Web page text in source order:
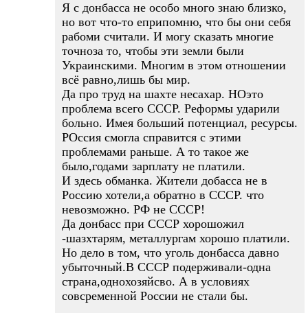
Я с донбасса не особо много знаю близко,
но вот что-то еприпомню, что бы они себя
рабоми считали. И могу сказать многие
точноза то, чтобы эти земли были
Украинскими. Многим в этом отношении
всё равно,лишь бы мир.
Да про труд на шахте несахар. НОэто
проблема всего СССР. Реформы ударили
больно. Имея больший потенциал, ресурсы.
РОссия смогла справится с этими
проблемами раньше. А то такое же
было,годами зарплату не платили.
И здесь обманка. Жители добасса не в
Россию хотели,а обратно в СССР. что
невозможно. РФ не СССР!
Да донбасс при СССР хорошожил
-шазхтарям, металлургам хорошо платили.
Но дело в том, что уголь донбасса давно
убыточный.В СССР подерживали-одна
страна,однохозяйсво. А в условиях
совсременной России не стали бы.